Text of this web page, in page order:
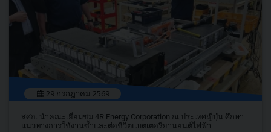
29 กรกฎาคม 2569
สศอ. นำคณะเยี่ยมชม 4R Energy Corporation ณ ประเทศญี่ปุ่น ศึกษา
แนวทางการใช้งานซ้ำและต่อชีวิตแบตเตอรี่ยานยนต์ไฟฟ้า